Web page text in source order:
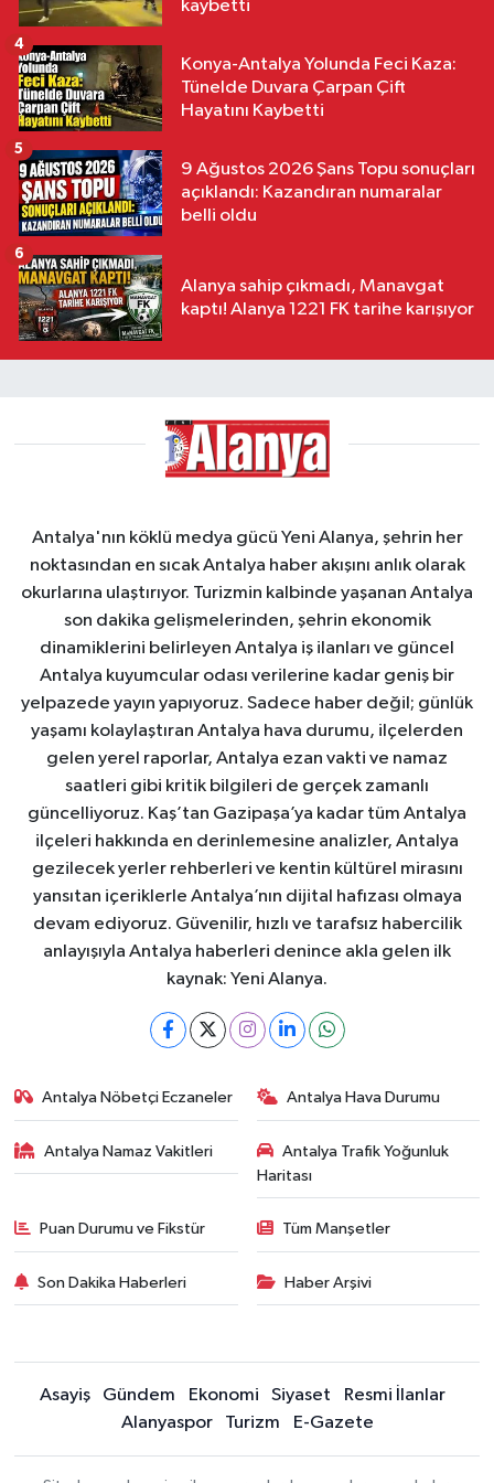
kaybetti
Konya-Antalya Yolunda Feci Kaza:
Tünelde Duvara Çarpan Çift
Hayatını Kaybetti
4
9 Ağustos 2026 Şans Topu sonuçları
açıklandı: Kazandıran numaralar
belli oldu
5
Alanya sahip çıkmadı, Manavgat
kaptı! Alanya 1221 FK tarihe karışıyor
6
Antalya'nın köklü medya gücü Yeni Alanya, şehrin her
noktasından en sıcak Antalya haber akışını anlık olarak
okurlarına ulaştırıyor. Turizmin kalbinde yaşanan Antalya
son dakika gelişmelerinden, şehrin ekonomik
dinamiklerini belirleyen Antalya iş ilanları ve güncel
Antalya kuyumcular odası verilerine kadar geniş bir
yelpazede yayın yapıyoruz. Sadece haber değil; günlük
yaşamı kolaylaştıran Antalya hava durumu, ilçelerden
gelen yerel raporlar, Antalya ezan vakti ve namaz
saatleri gibi kritik bilgileri de gerçek zamanlı
güncelliyoruz. Kaş’tan Gazipaşa’ya kadar tüm Antalya
ilçeleri hakkında en derinlemesine analizler, Antalya
gezilecek yerler rehberleri ve kentin kültürel mirasını
yansıtan içeriklerle Antalya’nın dijital hafızası olmaya
devam ediyoruz. Güvenilir, hızlı ve tarafsız habercilik
anlayışıyla Antalya haberleri denince akla gelen ilk
kaynak: Yeni Alanya.
Antalya Nöbetçi Eczaneler Antalya Hava Durumu
Antalya Namaz Vakitleri
Antalya Trafik Yoğunluk
Haritası
Puan Durumu ve Fikstür Tüm Manşetler
Son Dakika Haberleri Haber Arşivi
Asayiş Gündem Ekonomi Siyaset
Resmi İlanlar
Alanyaspor
Turizm E-Gazete